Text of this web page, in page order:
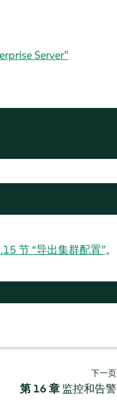
Server”
节 “导出集群配置”。
下一页
第 16 章 监控和告警